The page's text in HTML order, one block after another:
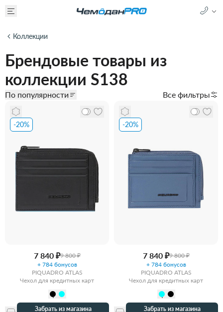
Коллекции
Брендовые товары из
коллекции S138
По популярности Все фильтры
-20%
7 840 ₽9 800 ₽
+ 784 бонусов
PIQUADRO ATLAS
Чехол для кредитных карт
Забрать из магазина
-20%
7 840 ₽9 800 ₽
+ 784 бонусов
PIQUADRO ATLAS
Чехол для кредитных карт
Забрать из магазина